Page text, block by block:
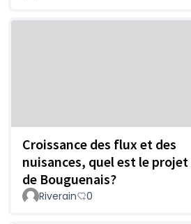
Croissance des flux et des
nuisances, quel est le
de Bouguenais?
Riverain 0